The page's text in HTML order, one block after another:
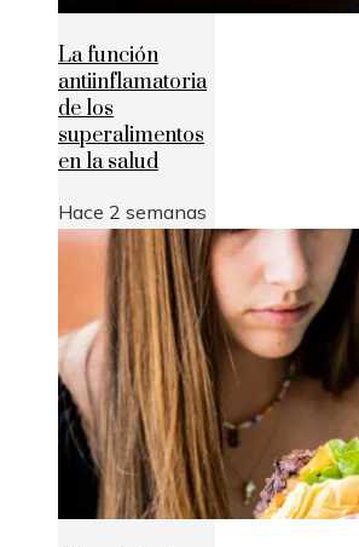
La función
antiinflamatoria
de los
superalimentos
en la salud
Hace 2 semanas